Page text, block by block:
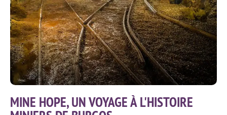
MINE HOPE, UN VOYAGE À L'HISTOIRE